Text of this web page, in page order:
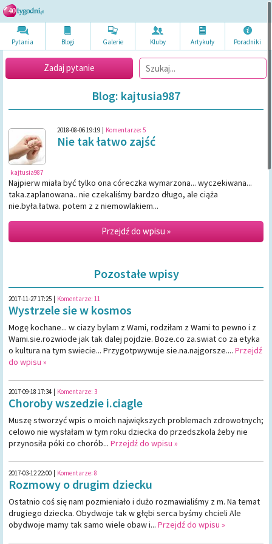
Pytania Blogi Galerie Kluby Artykuły Poradniki
Zadaj pytanie
Blog: kajtusia987
kajtusia987
2018-08-06 19:19 Komentarze: 5
Nie tak łatwo zajść
Najpierw miała być tylko ona córeczka wymarzona... wyczekiwana...
taka.zaplanowana.. nie czekaliśmy bardzo długo, ale ciąża
nie.była.łatwa. potem z z niemowlakiem...
Przejdź do wpisu »
Pozostałe wpisy
2017-11-27 17:25 Komentarze: 11
Wystrzele sie w kosmos
Mogę kochane... w ciazy bylam z Wami, rodziłam z Wami to pewno i z
Wami.sie.rozwiode jak tak dalej pojdzie. Boze.co za.swiat co za etyka
o kultura na tym swiecie... Przygotpwywuje sie.na.najgorsze.... Przejdź
do wpisu »
2017-09-18 17:34 Komentarze: 3
Choroby wszedzie i.ciagle
Muszę stworzyć wpis o moich największych problemach zdrowotnych;
celowo nie wysłałam w tym roku dziecka do przedszkola żeby nie
przynosiła póki co chorób... Przejdź do wpisu »
2017-03-12 22:00 Komentarze: 8
Rozmowy o drugim dziecku
Ostatnio coś się nam pozmieniało i dużo rozmawialiśmy z m. Na temat
drugiego dziecka. Obydwoje tak w głębi serca byśmy chcieli Ale
obydwoje mamy tak samo wiele obaw i... Przejdź do wpisu »